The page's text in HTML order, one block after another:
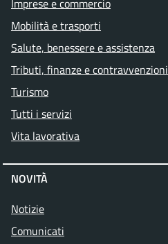
Imprese e commercio
Mobilità e trasporti
Salute, benessere e assistenza
Tributi, finanze e contravvenzioni
Turismo
Tutti i servizi
Vita lavorativa
NOVITÀ
Notizie
Comunicati